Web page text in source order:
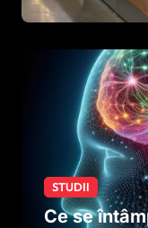
ar putea
dinainte
STUDII
Ce se